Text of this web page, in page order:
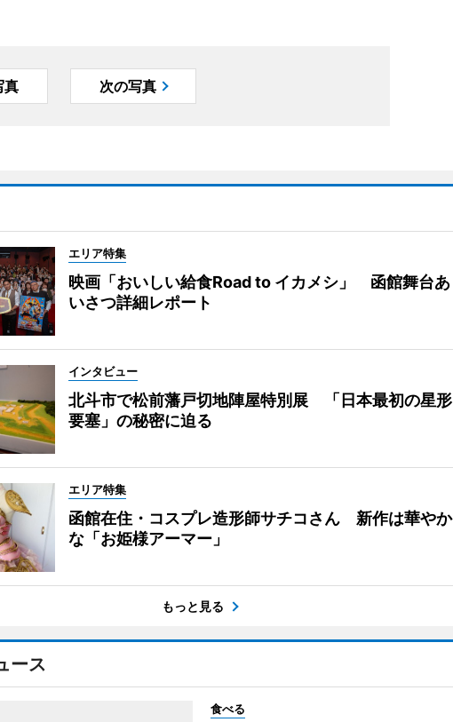
真 次の写真
エリア特集
映画「おいしい給食Road to イカメシ」 函館舞台あ
いさつ詳細レポート
インタビュー
北斗市で松前藩戸切地陣屋特別展 「日本最初の星形
要塞」の秘密に迫る
エリア特集
函館在住・コスプレ造形師サチコさん 新作は華やか
な「お姫様アーマー」
もっと見る
ース
食べる